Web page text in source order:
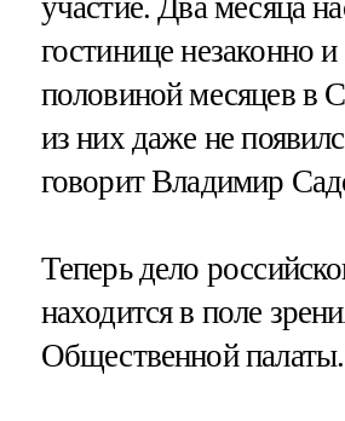
участие. Два месяца
гостинице незаконно и
половиной месяцев в
из них даже не
говорит Владимир
Теперь дело
находится в поле
Общественной палаты.